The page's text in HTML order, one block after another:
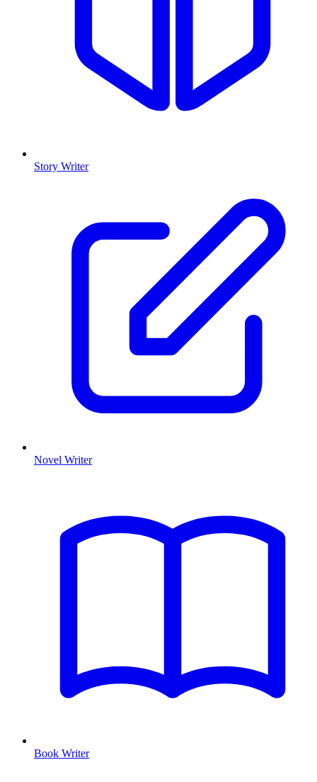
Story Writer
Novel Writer
Book Writer